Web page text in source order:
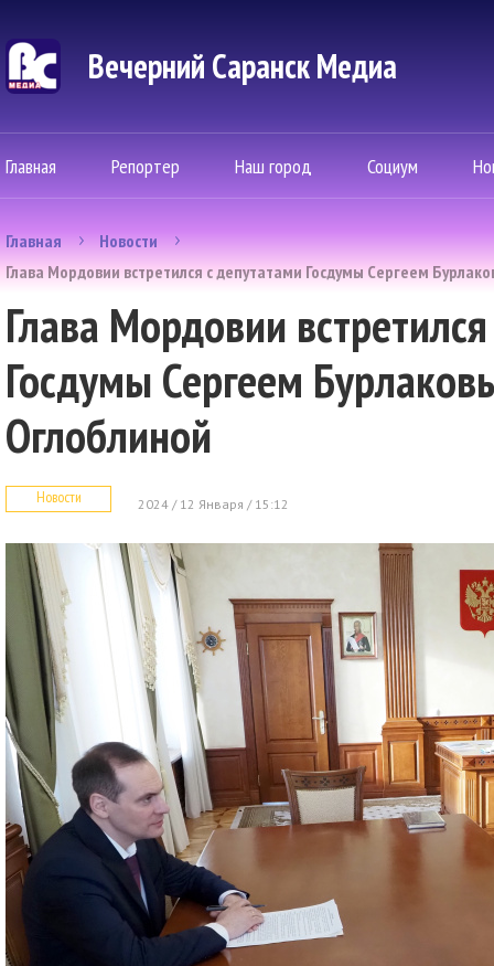
Вечерний Саранск Mедиа
Главная Репортер Наш город Социум
Главная
Новости
Глава Мордовии встретился с депутатами Госдумы Сергеем
Глава Мордовии
Госдумы Сергеем
Оглоблиной
Новости 2024 / 12 Января / 15:12